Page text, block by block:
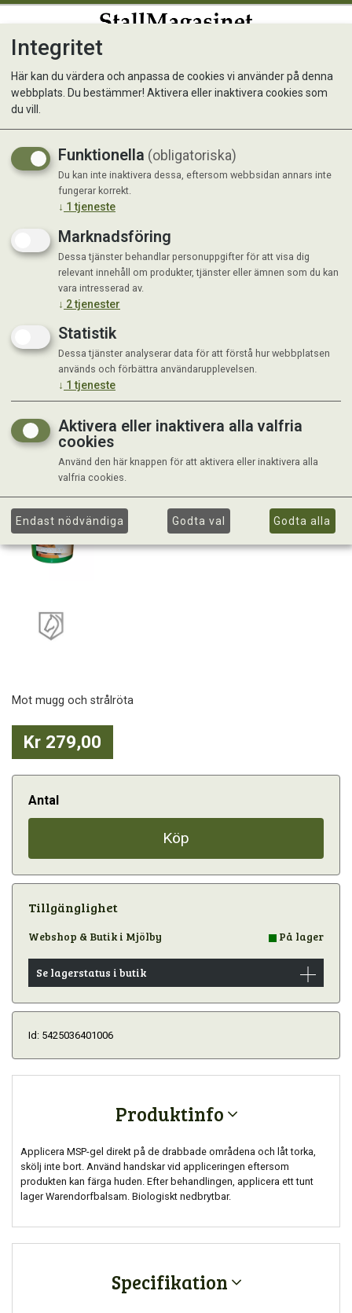
Pododerm 500ml
Mot mugg och strålröta
Kr 279,00
Antal
Köp
Tillgänglighet
Webshop & Butik i Mjölby På lager
Se lagerstatus i butik
Id: 5425036401006
Produktinfo
Applicera MSP-gel direkt på de drabbade områdena och låt torka,
skölj inte bort. Använd handskar vid appliceringen eftersom
produkten kan färga huden. Efter behandlingen, applicera ett tunt
lager Warendorfbalsam. Biologiskt nedbrytbar.
Specifikation
Integritet
Här kan du värdera och anpassa de cookies vi använder på denna
webbplats. Du bestämmer! Aktivera eller inaktivera cookies som
du vill.
Funktionella (obligatoriska)
Du kan inte inaktivera dessa, eftersom webbsidan annars inte
fungerar korrekt.
↓ 1 tjeneste
Marknadsföring
Dessa tjänster behandlar personuppgifter för att visa dig
relevant innehåll om produkter, tjänster eller ämnen som du kan
vara intresserad av.
↓ 2tjenester
Statistik
Dessa tjänster analyserar data för att förstå hur webbplatsen
används och förbättra användarupplevelsen.
↓ 1 tjeneste
Aktivera eller inaktivera alla valfria
cookies
Använd den här knappen för att aktivera eller inaktivera alla
valfria cookies.
Endast nödvändiga Godta val Godta alla